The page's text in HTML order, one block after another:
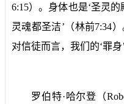
6:15）。身体也是‘圣灵的
灵魂都圣洁’（林前7:34
对信徒而言，我们的‘罪
罗伯特·哈尔登（